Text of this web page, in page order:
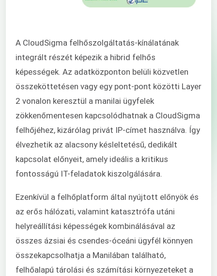
A CloudSigma felhőszolgáltatás-kínálatának
integrált részét képezik a hibrid felhős
képességek. Az adatközponton belüli közvetlen
összeköttetésen vagy egy pont-pont közötti Layer
2 vonalon keresztül a manilai ügyfelek
zökkenőmentesen kapcsolódhatnak a CloudSigma
felhőjéhez, kizárólag privát IP-címet használva. Így
élvezhetik az alacsony késleltetésű, dedikált
kapcsolat előnyeit, amely ideális a kritikus
fontosságú IT-feladatok kiszolgálására.
Ezenkívül a felhőplatform által nyújtott előnyök és
az erős hálózati, valamint katasztrófa utáni
helyreállítási képességek kombinálásával az
összes ázsiai és csendes-óceáni ügyfél könnyen
összekapcsolhatja a Manilában található,
felhőalapú tárolási és számítási környezeteket a